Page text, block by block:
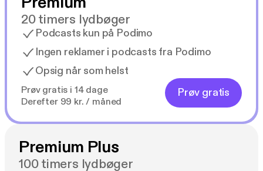
20 timers lydbøger
Podcasts kun på Podimo
Ingen reklamer i podcasts fra Podimo
Opsig når som helst
Prøv gratis i 14 dage
Derefter 99 kr. / måned
Prøv gratis
Premium Plus
100 timers lydbøger